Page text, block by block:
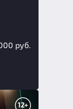
руб.
12+